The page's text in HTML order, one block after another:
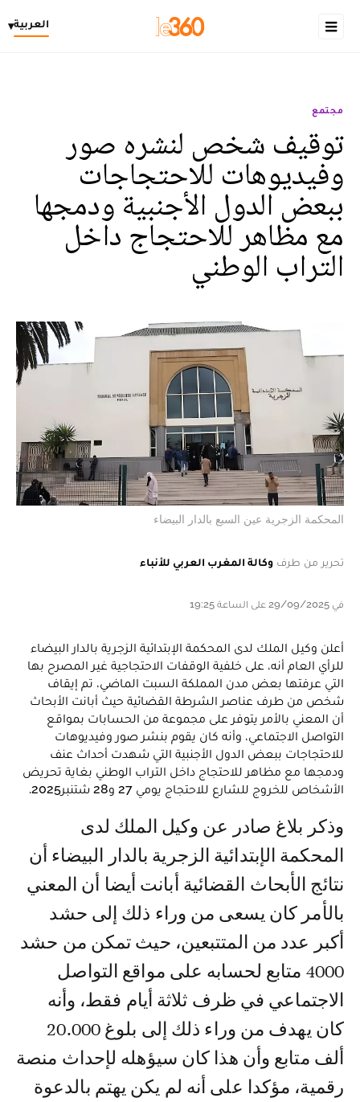
العربية▾
مجتمع
توقيف شخص لنشره صور
وفيديوهات للاحتجاجات
ببعض الدول الأجنبية ودمجها
مع مظاهر للاحتجاج داخل
التراب الوطني
المحكمة الزجرية عين السبع بالدار البيضاء
تحرير من طرف وكالة المغرب العربي للأنباء
في 29/09/2025 على الساعة 19:25
أعلن وكيل الملك لدى المحكمة الإبتدائية الزجرية بالدار البيضاء
للرأي العام أنه، على خلفية الوقفات الاحتجاجية غير المصرح بها
التي عرفتها بعض مدن المملكة السبت الماضي، تم إيقاف
شخص من طرف عناصر الشرطة القضائية حيث أبانت الأبحاث
أن المعني بالأمر يتوفر على مجموعة من الحسابات بمواقع
التواصل الاجتماعي، وأنه كان يقوم بنشر صور وفيديوهات
للاحتجاجات ببعض الدول الأجنبية التي شهدت أحداث عنف
ودمجها مع مظاهر للاحتجاج داخل التراب الوطني بغاية تحريض
الأشخاص للخروج للشارع للاحتجاج يومي 27 و28 شتنبر2025.
وذكر بلاغ صادر عن وكيل الملك لدى
المحكمة الإبتدائية الزجرية بالدار البيضاء أن
نتائج الأبحاث القضائية أبانت أيضا أن المعني
بالأمر كان يسعى من وراء ذلك إلى حشد
أكبر عدد من المتتبعين، حيث تمكن من حشد
4000 متابع لحسابه على مواقع التواصل
الاجتماعي في ظرف ثلاثة أيام فقط، وأنه
كان يهدف من وراء ذلك إلى بلوغ 20.000
ألف متابع وأن هذا كان سيؤهله لإحداث منصة
رقمية، مؤكدا على أنه لم يكن يهتم بالدعوة